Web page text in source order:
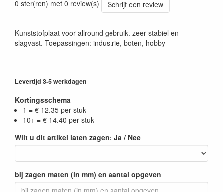
0 ster(ren) met 0 review(s)
Schrijf een review
Kunststofplaat voor allround gebruik. zeer stabiel en
slagvast. Toepassingen: industrie, boten, hobby
Levertijd 3-5 werkdagen
Kortingsschema
1 = € 12.35 per stuk
10+ = € 14.40 per stuk
Wilt u dit artikel laten zagen: Ja / Nee
bij zagen maten (in mm) en aantal opgeven